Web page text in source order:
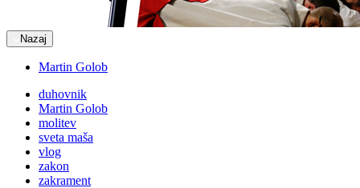
Nazaj
Martin Golob
duhovnik
Martin Golob
molitev
sveta maša
vlog
zakon
zakrament